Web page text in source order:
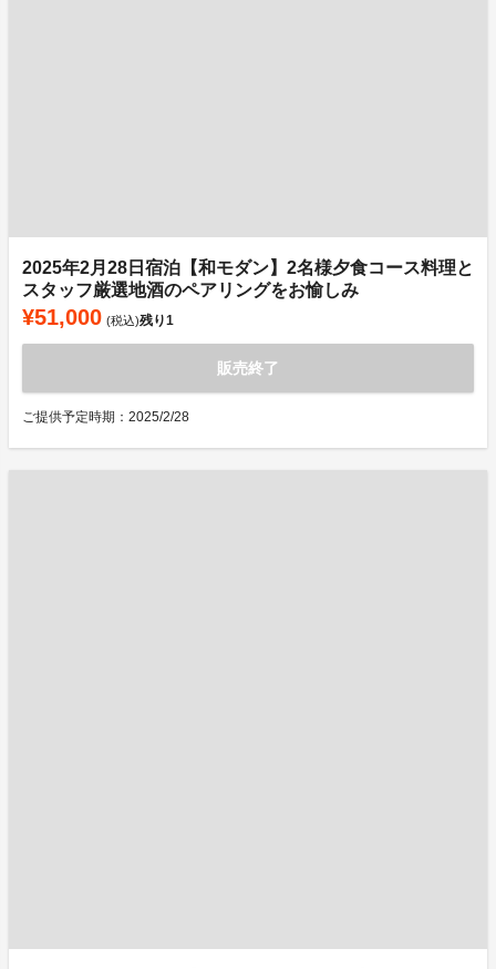
2025年2月28日宿泊【和モダン】2名様夕食コース料理と
スタッフ厳選地酒のペアリングをお愉しみ
¥51,000 (税込)残り1
販売終了
ご提供予定時期：2025/2/28